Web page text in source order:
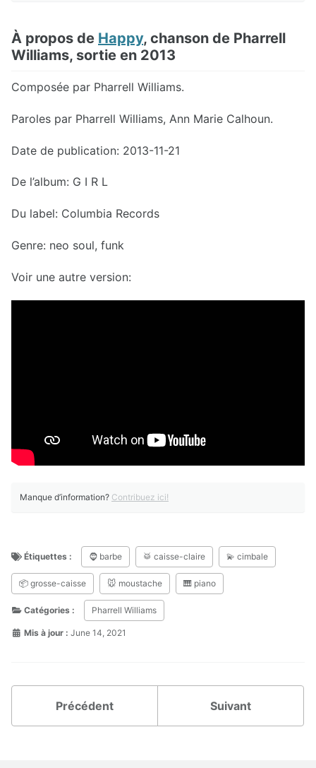
À propos de Happy, chanson de Pharrell
Williams, sortie en 2013
Composée par Pharrell Williams.
Paroles par Pharrell Williams, Ann Marie Calhoun.
Date de publication: 2013-11-21
De l’album: G I R L
Du label: Columbia Records
Genre: neo soul, funk
Voir une autre version:
Manque d’information? Contribuez ici!
Étiquettes : 🧔 barbe 🥁 caisse-claire 💫 cimbale
📦 grosse-caisse 🐭 moustache 🎹 piano
Catégories : Pharrell Williams
Mis à jour : June 14, 2021
Précédent Suivant